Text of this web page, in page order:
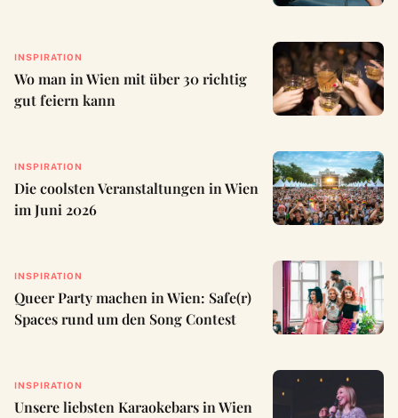
INSPIRATION
Wo man in Wien mit über 30 richtig
gut feiern kann
INSPIRATION
Die coolsten Veranstaltungen in Wien
im Juni 2026
INSPIRATION
Queer Party machen in Wien: Safe(r)
Spaces rund um den Song Contest
INSPIRATION
Unsere liebsten Karaokebars in Wien